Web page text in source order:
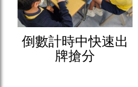
倒數計時中快速出
牌搶分